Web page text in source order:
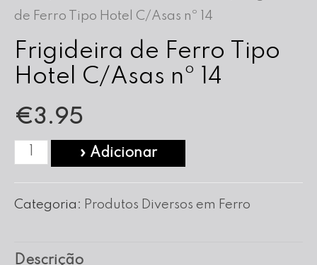
de Ferro Tipo Hotel C/Asas nº 14
Frigideira de Ferro Tipo
Hotel C/Asas nº 14
€3.95
Quantidade
Frigideira
» Adicionar
Categoria: Produtos Diversos em Ferro
Descrição